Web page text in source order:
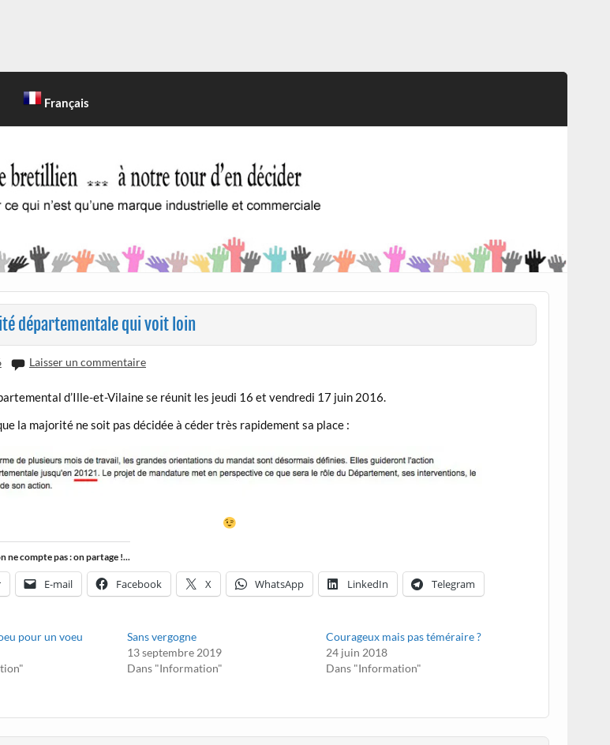
Français
départementale qui voit loin
Laisser un commentaire
d’Ille-et-Vilaine se réunit les jeudi 16 et vendredi 17 juin 2016.
la majorité ne soit pas décidée à céder très rapidement sa place :
ne compte pas : on partage !...
E-mail Facebook X WhatsApp LinkedIn Telegram
pour un voeu
Sans vergogne
13 septembre 2019
Dans "Information"
Courageux mais pas téméraire ?
24 juin 2018
Dans "Information"